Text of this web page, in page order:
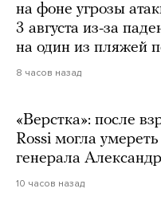
на фоне угрозы
3 августа из-за
на один из пляжей
8 часов назад
«Верстка»: после
Rossi могла
генерала
10 часов назад